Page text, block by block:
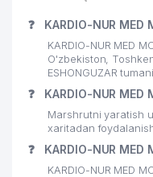
❓ KARDIO-NUR
KARDIO-NUR MED
O'zbekiston,
ESHONGUZAR
❓ KARDIO-NUR
Marshrutni yaratish
xaritadan
❓ KARDIO-NUR
KARDIO-NUR MED